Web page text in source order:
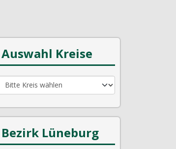
Auswahl Kreise
Bezirk Lüneburg